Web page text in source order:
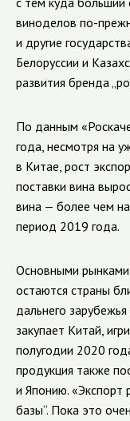
виноделов по-
и другие
Белоруссии и
развития бренда
По данным
года, несмотря на
в Китае, рост
поставки вина
вина — более чем
период 2019 года.
Основными
остаются страны
дальнего
закупает Китай,
полугодии 2020
продукция также
и Японию. «Экспорт
базы“. Пока это